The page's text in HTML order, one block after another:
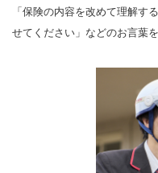
「保険の内容を改めて理解す
せてください」などのお言葉